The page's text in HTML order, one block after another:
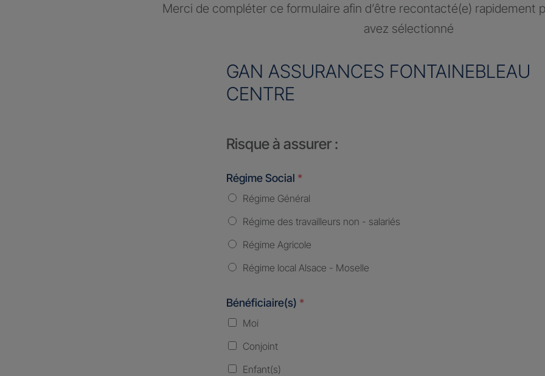
Merci de compléter ce formulaire afin d’être recontacté(e) rapidement
avez sélectionné
GAN ASSURANCES FONTAINEBLEAU
CENTRE
Risque à assurer :
Régime Social *
Régime Général
Régime des travailleurs non - salariés
Régime Agricole
Régime local Alsace - Moselle
Bénéficiaire(s) *
Moi
Conjoint
Enfant(s)